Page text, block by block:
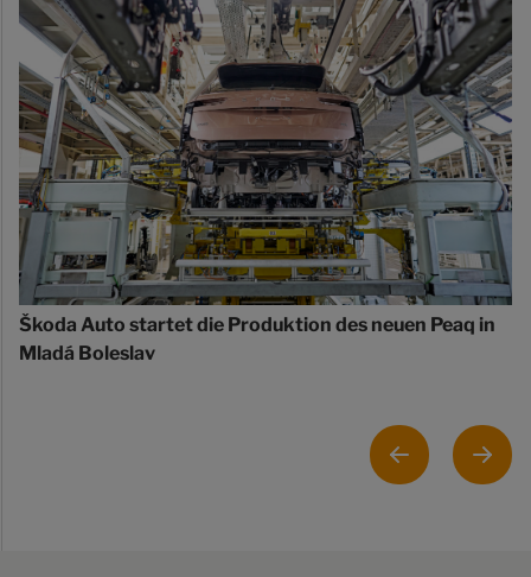
Škoda Auto startet die Produktion des neuen Peaq in
Mladá Boleslav